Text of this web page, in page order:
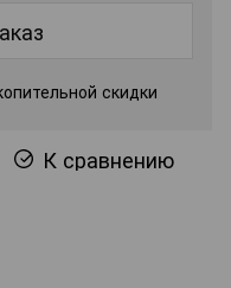
скидки
К сравнению